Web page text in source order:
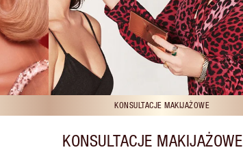
KONSULTACJE MAKIJAŻOWE
KONSULTACJE MAKIJAŻOWE